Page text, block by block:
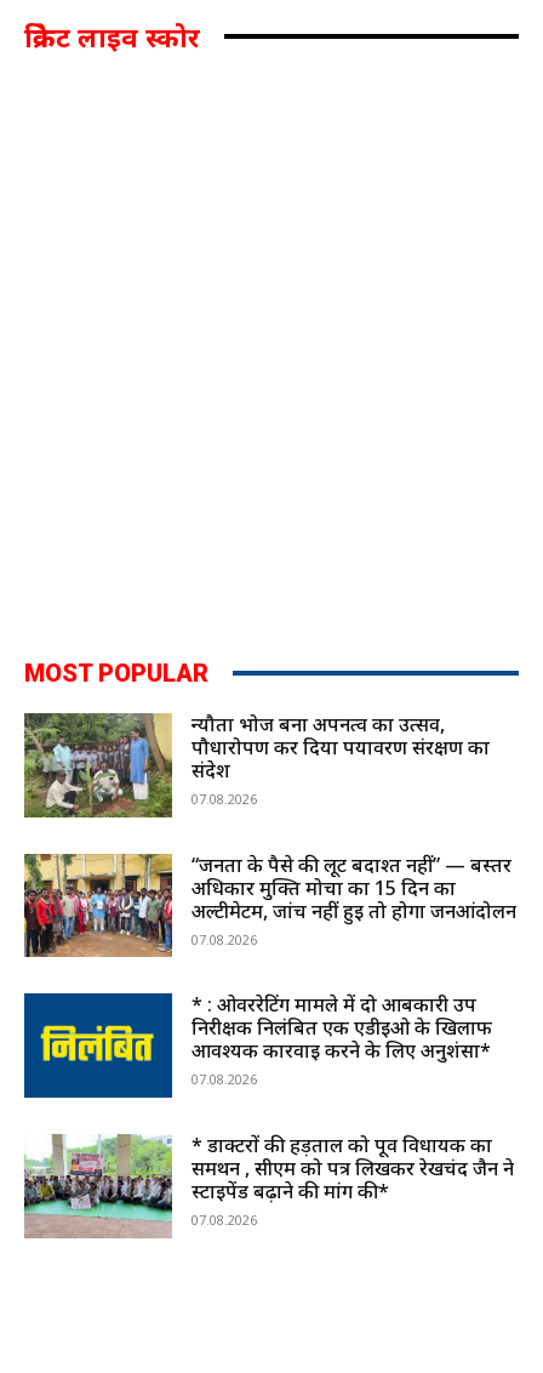
क्रिकेट लाइव स्कोर
MOST POPULAR
न्यौता भोज बना अपनत्व का उत्सव,
पौधारोपण कर दिया पर्यावरण संरक्षण का
संदेश
07.08.2026
“जनता के पैसे की लूट बर्दाश्त नहीं” — बस्तर
अधिकार मुक्ति मोर्चा का 15 दिन का
अल्टीमेटम, जांच नहीं हुई तो होगा जनआंदोलन
07.08.2026
* : ओवररेटिंग मामले में दो आबकारी उप
निरीक्षक निलंबित एक एडीईओ के खिलाफ
आवश्यक कार्रवाई करने के लिए अनुशंसा*
07.08.2026
* डाक्टरों की हड़ताल को पूर्व विधायक का
समर्थन , सीएम को पत्र लिखकर रेखचंद जैन ने
स्टाइपेंड बढ़ाने की मांग की*
07.08.2026